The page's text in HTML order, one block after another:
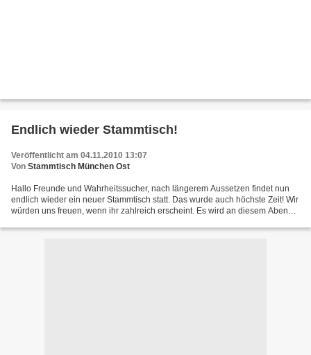
Endlich wieder Stammtisch!
Veröffentlicht am 04.11.2010 13:07
Von Stammtisch München Ost
Hallo Freunde und Wahrheitssucher, nach längerem Aussetzen findet nun
endlich wieder ein neuer Stammtisch statt. Das wurde auch höchste Zeit! Wir
würden uns freuen, wenn ihr zahlreich erscheint. Es wird an diesem Abend